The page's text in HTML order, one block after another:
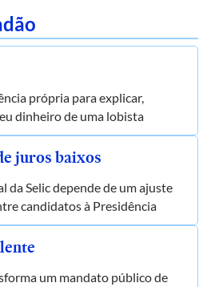
própria para explicar,
dinheiro de uma lobista
juros baixos
da Selic depende de um ajuste
candidatos à Presidência
um mandato público de